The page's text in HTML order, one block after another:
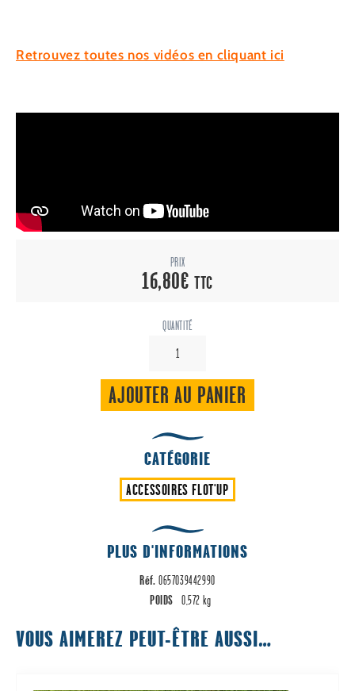
Retrouvez toutes nos vidéos en cliquant ici
PRIX
16,80€ TTC
quantité
Tuyau
de
Flot’Up
ECO
AJOUTER AU PANIER
CATÉGORIE
ACCESSOIRES FLOT'UP
PLUS D'INFORMATIONS
Réf.0657039442990
POIDS 0,572 kg
VOUS AIMEREZ PEUT-ÊTRE AUSSI…